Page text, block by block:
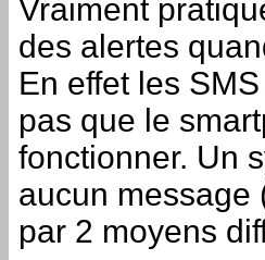
Vraiment
des alertes
En effet les
pas que le
fonctionner. Un
aucun message
par 2 moyens